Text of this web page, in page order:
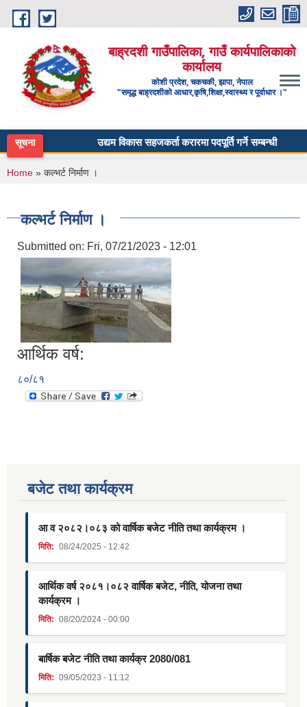
Skip to main content
बाह्रदशी गाउँपालिका, गाउँ कार्यपालिकाको
कार्यालय
कोशी प्रदेश, चकचकी, झापा, नेपाल
"समृद्ध बाह्रदशीको आधार,कृषि,शिक्षा,स्वास्थ्य र पूर्वाधार ।"
सूचना उद्यम विकास सहजकर्ता करारमा पदपूर्ति गर्ने सम्बन्धी सूचना ।
You are here
Home » कल्भर्ट निर्माण ।
कल्भर्ट निर्माण ।
Submitted on: Fri, 07/21/2023 - 12:01
आर्थिक वर्ष:
८०/८१
बजेट तथा कार्यक्रम
आ व २०८२।०८३ को वार्षिक बजेट नीति तथा कार्यक्रम ।
मिति: 08/24/2025 - 12:42
आर्थिक वर्ष २०८१।०८२ वार्षिक बजेट, नीति, योजना तथा
कार्यक्रम ।
मिति: 08/20/2024 - 00:00
बार्षिक बजेट नीति तथा कार्यक्र 2080/081
मिति: 09/05/2023 - 11:12